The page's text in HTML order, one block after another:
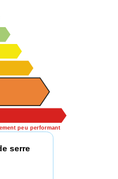
peu performant
serre